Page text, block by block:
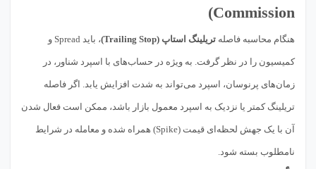
Commission)
هنگام محاسبه فاصله تریلینگ استاپ (Trailing Stop) ، باید Spread و
کمیسیون را در نظر گرفت. به ویژه در حساب‌های با اسپرد شناور، در
زمان‌های پرنوسان، اسپرد می‌تواند به شدت افزایش یابد. اگر فاصله
تریلینگ کمتر یا نزدیک به اسپرد معمول بازار باشد، ممکن است فعال شدن
آن با یک جهش لحظه‌ای قیمت (Spike) همراه شده و معامله در شرایط
نامطلوب بسته شود.